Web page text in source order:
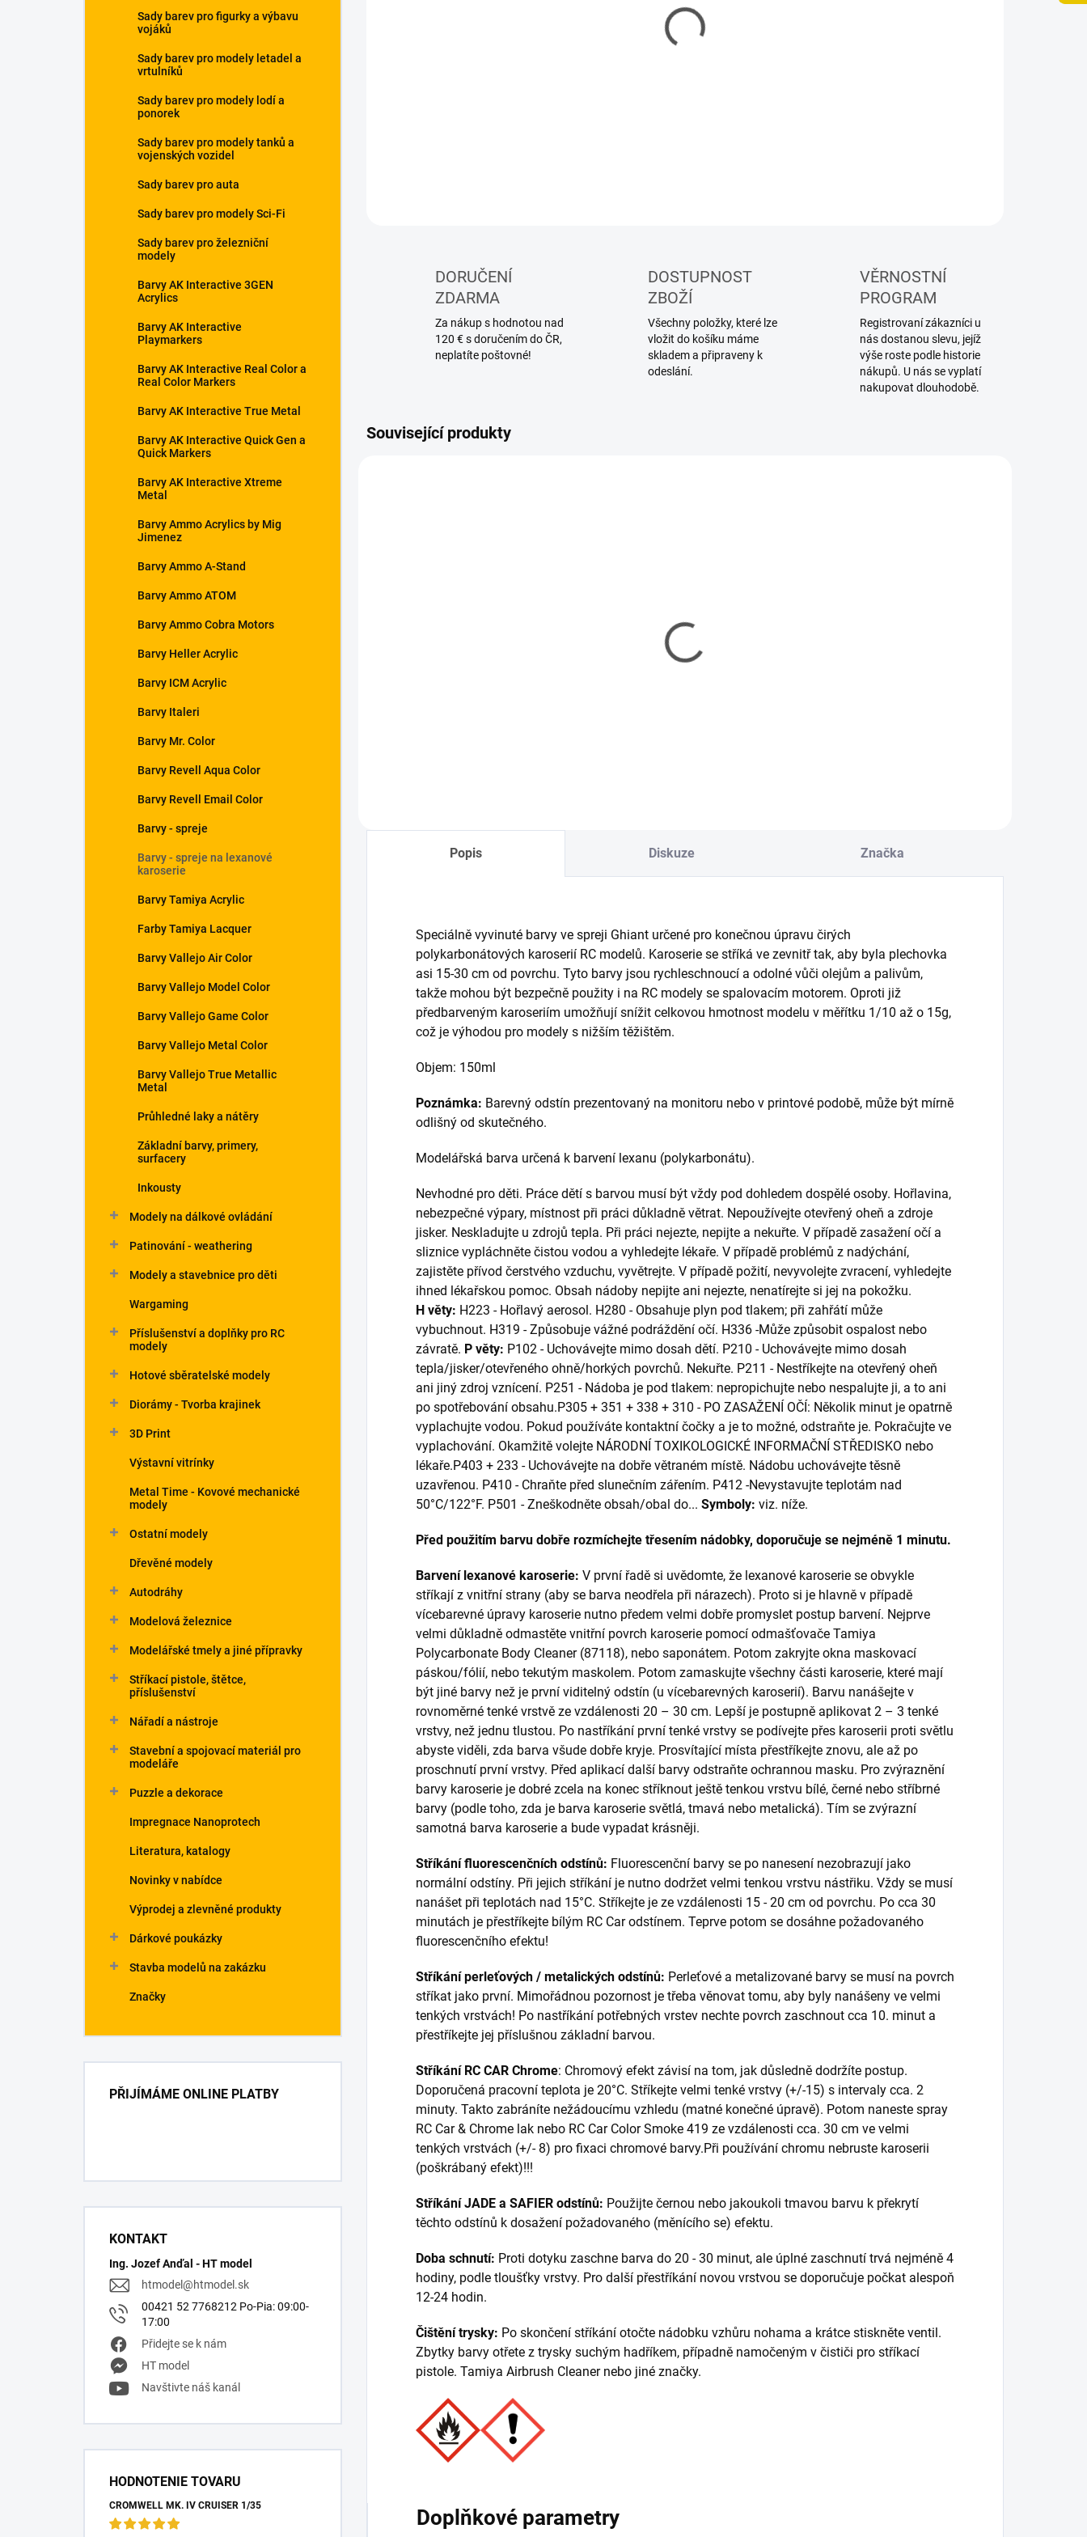
Sady barev pro figurky a výbavu
vojáků
Sady barev pro modely letadel a
vrtulníků
Sady barev pro modely lodí a
ponorek
Sady barev pro modely tanků a
vojenských vozidel
Sady barev pro auta
Sady barev pro modely Sci-Fi
Sady barev pro železniční
modely
Barvy AK Interactive 3GEN
Acrylics
Barvy AK Interactive
Playmarkers
Barvy AK Interactive Real Color a
Real Color Markers
Barvy AK Interactive True Metal
Barvy AK Interactive Quick Gen a
Quick Markers
Barvy AK Interactive Xtreme
Metal
Barvy Ammo Acrylics by Mig
Jimenez
Barvy Ammo A-Stand
Barvy Ammo ATOM
Barvy Ammo Cobra Motors
Barvy Heller Acrylic
Barvy ICM Acrylic
Barvy Italeri
Barvy Mr. Color
Barvy Revell Aqua Color
Barvy Revell Email Color
Barvy - spreje
Barvy - spreje na lexanové
karoserie
Barvy Tamiya Acrylic
Farby Tamiya Lacquer
Barvy Vallejo Air Color
Barvy Vallejo Model Color
Barvy Vallejo Game Color
Barvy Vallejo Metal Color
Barvy Vallejo True Metallic
Metal
Průhledné laky a nátěry
Základní barvy, primery,
surfacery
Inkousty
Modely na dálkové ovládání
Patinování - weathering
Modely a stavebnice pro děti
Wargaming
Příslušenství a doplňky pro RC
modely
Hotové sběratelské modely
Diorámy - Tvorba krajinek
3D Print
Výstavní vitrínky
Metal Time - Kovové mechanické
modely
Ostatní modely
Dřevěné modely
Autodráhy
Modelová železnice
Modelářské tmely a jiné přípravky
Stříkací pistole, štětce,
příslušenství
Nářadí a nástroje
Stavební a spojovací materiál pro
modeláře
Puzzle a dekorace
Impregnace Nanoprotech
Literatura, katalogy
Novinky v nabídce
Výprodej a zlevněné produkty
Dárkové poukázky
Stavba modelů na zakázku
Značky
PŘIJÍMÁME ONLINE PLATBY
KONTAKT
Ing. Jozef Anďal - HT model
htmodel@htmodel.sk
00421 52 7768212 Po-Pia: 09:00-
17:00
Přidejte se k nám
HT model
Navštivte náš kanál
HODNOTENIE TOVARU
CROMWELL MK. IV CRUISER 1/35
MOŽNOSTI DORUČENÍ
DORUČENÍ
ZDARMA
Za nákup s hodnotou nad
120 € s doručením do ČR,
neplatíte poštovné!
DOSTUPNOST
ZBOŽÍ
Všechny položky, které lze
vložit do košíku máme
skladem a připraveny k
odeslání.
VĚRNOSTNÍ
PROGRAM
Registrovaní zákazníci u
nás dostanou slevu, jejíž
výše roste podle historie
nákupů. U nás se vyplatí
nakupovat dlouhodobě.
Související produkty
Popis Diskuze Značka
Speciálně vyvinuté barvy ve spreji Ghiant určené pro konečnou úpravu čirých
polykarbonátových karoserií RC modelů. Karoserie se stříká ve zevnitř tak, aby byla plechovka
asi 15-30 cm od povrchu. Tyto barvy jsou rychleschnoucí a odolné vůči olejům a palivům,
takže mohou být bezpečně použity i na RC modely se spalovacím motorem. Oproti již
předbarveným karoseriím umožňují snížit celkovou hmotnost modelu v měřítku 1/10 až o 15g,
což je výhodou pro modely s nižším těžištěm.
Objem: 150ml
Poznámka: Barevný odstín prezentovaný na monitoru nebo v printové podobě, může být mírně
odlišný od skutečného.
Modelářská barva určená k barvení lexanu (polykarbonátu).
Nevhodné pro děti. Práce dětí s barvou musí být vždy pod dohledem dospělé osoby. Hořlavina,
nebezpečné výpary, místnost při práci důkladně větrat. Nepoužívejte otevřený oheň a zdroje
jisker. Neskladujte u zdrojů tepla. Při práci nejezte, nepijte a nekuřte. V případě zasažení očí a
sliznice vypláchněte čistou vodou a vyhledejte lékaře. V případě problémů z nadýchání,
zajistěte přívod čerstvého vzduchu, vyvětrejte. V případě požití, nevyvolejte zvracení, vyhledejte
ihned lékařskou pomoc. Obsah nádoby nepijte ani nejezte, nenatírejte si jej na pokožku.
H věty: H223 - Hořlavý aerosol. H280 - Obsahuje plyn pod tlakem; při zahřátí může
vybuchnout. H319 - Způsobuje vážné podráždění očí. H336 -Může způsobit ospalost nebo
závratě. P věty: P102 - Uchovávejte mimo dosah dětí. P210 - Uchovávejte mimo dosah
tepla/jisker/otevřeného ohně/horkých povrchů. Nekuřte. P211 - Nestříkejte na otevřený oheň
ani jiný zdroj vznícení. P251 - Nádoba je pod tlakem: nepropichujte nebo nespalujte ji, a to ani
po spotřebování obsahu.P305 + 351 + 338 + 310 - PO ZASAŽENÍ OČÍ: Několik minut je opatrně
vyplachujte vodou. Pokud používáte kontaktní čočky a je to možné, odstraňte je. Pokračujte ve
vyplachování. Okamžitě volejte NÁRODNÍ TOXIKOLOGICKÉ INFORMAČNÍ STŘEDISKO nebo
lékaře.P403 + 233 - Uchovávejte na dobře větraném místě. Nádobu uchovávejte těsně
uzavřenou. P410 - Chraňte před slunečním zářením. P412 -Nevystavujte teplotám nad
50°C/122°F. P501 - Zneškodněte obsah/obal do... Symboly: viz. níže.
Před použitím barvu dobře rozmíchejte třesením nádobky, doporučuje se nejméně 1 minutu.
Barvení lexanové karoserie: V první řadě si uvědomte, že lexanové karoserie se obvykle
stříkají z vnitřní strany (aby se barva neodřela při nárazech). Proto si je hlavně v případě
vícebarevné úpravy karoserie nutno předem velmi dobře promyslet postup barvení. Nejprve
velmi důkladně odmastěte vnitřní povrch karoserie pomocí odmašťovače Tamiya
Polycarbonate Body Cleaner (87118), nebo saponátem. Potom zakryjte okna maskovací
páskou/fólií, nebo tekutým maskolem. Potom zamaskujte všechny části karoserie, které mají
být jiné barvy než je první viditelný odstín (u vícebarevných karoserií). Barvu nanášejte v
rovnoměrné tenké vrstvě ze vzdálenosti 20 – 30 cm. Lepší je postupně aplikovat 2 – 3 tenké
vrstvy, než jednu tlustou. Po nastříkání první tenké vrstvy se podívejte přes karoserii proti světlu
abyste viděli, zda barva všude dobře kryje. Prosvítající místa přestříkejte znovu, ale až po
proschnutí první vrstvy. Před aplikací další barvy odstraňte ochrannou masku. Pro zvýraznění
barvy karoserie je dobré zcela na konec stříknout ještě tenkou vrstvu bílé, černé nebo stříbrné
barvy (podle toho, zda je barva karoserie světlá, tmavá nebo metalická). Tím se zvýrazní
samotná barva karoserie a bude vypadat krásněji.
Stříkání fluorescenčních odstínů: Fluorescenční barvy se po nanesení nezobrazují jako
normální odstíny. Při jejich stříkání je nutno dodržet velmi tenkou vrstvu nástřiku. Vždy se musí
nanášet při teplotách nad 15°C. Stříkejte je ze vzdálenosti 15 - 20 cm od povrchu. Po cca 30
minutách je přestříkejte bílým RC Car odstínem. Teprve potom se dosáhne požadovaného
fluorescenčního efektu!
Stříkání perleťových / metalických odstínů: Perleťové a metalizované barvy se musí na povrch
stříkat jako první. Mimořádnou pozornost je třeba věnovat tomu, aby byly nanášeny ve velmi
tenkých vrstvách! Po nastříkání potřebných vrstev nechte povrch zaschnout cca 10. minut a
přestříkejte jej příslušnou základní barvou.
Stříkání RC CAR Chrome: Chromový efekt závisí na tom, jak důsledně dodržíte postup.
Doporučená pracovní teplota je 20°C. Stříkejte velmi tenké vrstvy (+/-15) s intervaly cca. 2
minuty. Takto zabráníte nežádoucímu vzhledu (matné konečné úpravě). Potom naneste spray
RC Car & Chrome lak nebo RC Car Color Smoke 419 ze vzdálenosti cca. 30 cm ve velmi
tenkých vrstvách (+/- 8) pro fixaci chromové barvy.Při používání chromu nebruste karoserii
(poškrábaný efekt)!!!
Stříkání JADE a SAFIER odstínů: Použijte černou nebo jakoukoli tmavou barvu k překrytí
těchto odstínů k dosažení požadovaného (měnícího se) efektu.
Doba schnutí: Proti dotyku zaschne barva do 20 - 30 minut, ale úplné zaschnutí trvá nejméně 4
hodiny, podle tloušťky vrstvy. Pro další přestříkání novou vrstvou se doporučuje počkat alespoň
12-24 hodin.
Čištění trysky: Po skončení stříkání otočte nádobku vzhůru nohama a krátce stiskněte ventil.
Zbytky barvy otřete z trysky suchým hadříkem, případně namočeným v čističi pro stříkací
pistole. Tamiya Airbrush Cleaner nebo jiné značky.
Doplňkové parametry